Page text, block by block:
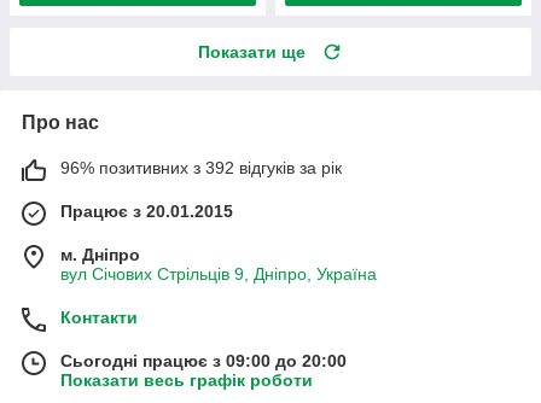
Показати ще
Про нас
96% позитивних з 392 відгуків за рік
Працює з 20.01.2015
м. Дніпро
вул Січових Стрільців 9, Дніпро, Україна
Контакти
Сьогодні працює з 09:00 до 20:00
Показати весь графік роботи